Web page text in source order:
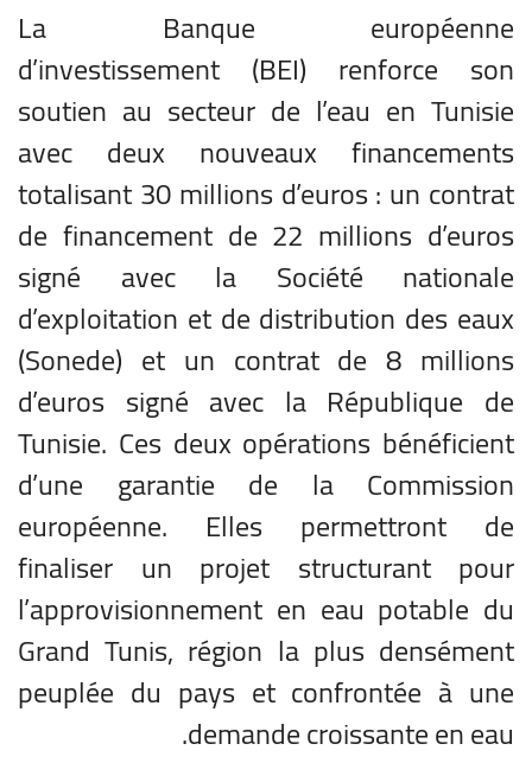
La Banque européenne
d’investissement (BEI) renforce son
soutien au secteur de l’eau en Tunisie
avec deux nouveaux financements
totalisant 30 millions d’euros : un contrat
de financement de 22 millions d’euros
signé avec la Société nationale
d’exploitation et de distribution des eaux
(Sonede) et un contrat de 8 millions
d’euros signé avec la République de
Tunisie. Ces deux opérations bénéficient
d’une garantie de la Commission
européenne. Elles permettront de
finaliser un projet structurant pour
l’approvisionnement en eau potable du
Grand Tunis, région la plus densément
peuplée du pays et confrontée à une
demande croissante en eau.